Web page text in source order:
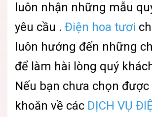
luôn nhận những mẫu
yêu cầu . Điện hoa tươi
luôn hướng đến những
để làm hài lòng quý
Nếu bạn chưa chọn được
khoăn về các DỊCH VỤ